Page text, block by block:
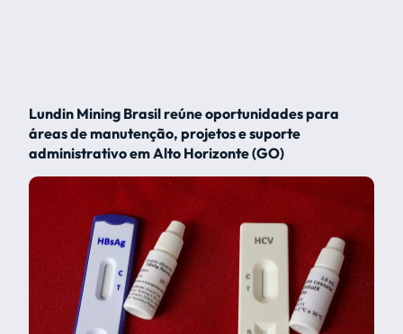
Lundin Mining Brasil reúne oportunidades para
áreas de manutenção, projetos e suporte
administrativo em Alto Horizonte (GO)